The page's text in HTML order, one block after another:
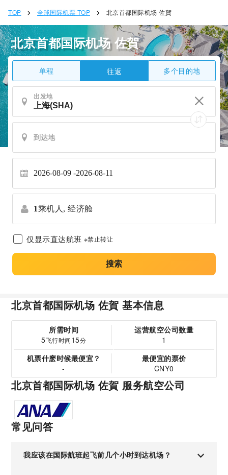
TOP 全球国际机票 TOP 北京首都国际机场 佐賀
北京首都国际机场 佐賀
单程 往返 多个目的地
出发地
2026-08-09 2026-08-11
1乘机人, 经济舱
仅显示直达航班 ※禁止转让
搜索
北京首都国际机场 佐賀 基本信息
所需时间
5飞行时间15分
运营航空公司数量
1
机票什麽时候最便宜？
-
最便宜的票价
CNY0
北京首都国际机场 佐賀 服务航空公司
常见问答
我应该在国际航班起飞前几个小时到达机场？